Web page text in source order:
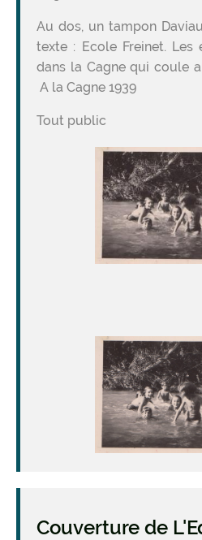
Au dos, un tampon
texte : Ecole Freinet. Les
dans la Cagne qui coule
A la Cagne 1939
Tout public
Image
Couverture de